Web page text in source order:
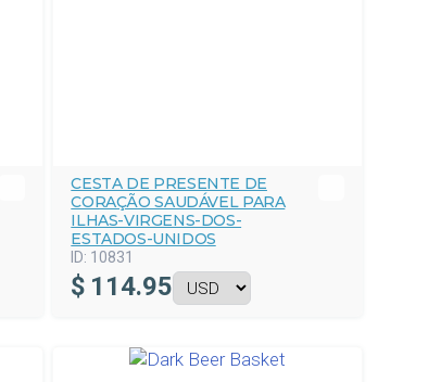
CESTA DE PRESENTE DE
CORAÇÃO SAUDÁVEL PARA
ILHAS-VIRGENS-DOS-
ESTADOS-UNIDOS
ID: 10831
$ 114.95